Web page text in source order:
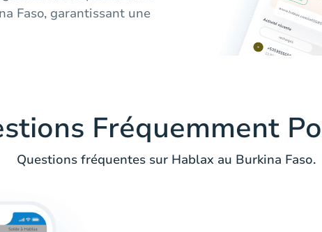
Faso, garantissant une
Fréquemment
Questions fréquentes sur Hablax au Burkina Faso.